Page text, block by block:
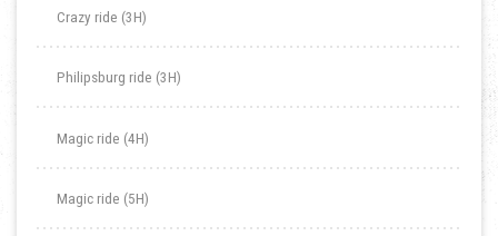
Crazy ride (3H)
Philipsburg ride (3H)
Magic ride (4H)
Magic ride (5H)